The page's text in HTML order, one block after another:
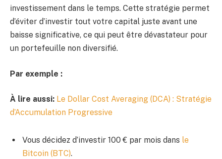
investissement dans le temps. Cette stratégie permet
d’éviter d’investir tout votre capital juste avant une
baisse significative, ce qui peut être dévastateur pour
un portefeuille non diversifié.
Par exemple :
À lire aussi: Le Dollar Cost Averaging (DCA) : Stratégie
d’Accumulation Progressive
Vous décidez d’investir 100 € par mois dans le
Bitcoin (BTC).